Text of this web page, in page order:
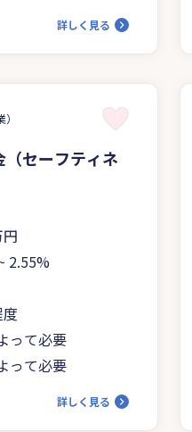
詳しく見る
セーフティネ
2.55%
って必要
って必要
詳しく見る